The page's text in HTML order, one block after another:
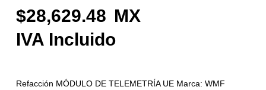
28,629.48
Refacción MÓDULO DE TELEMETRÍA UE Marca: WMF